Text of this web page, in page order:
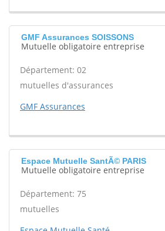
GMF Assurances SOISSONS
Mutuelle obligatoire entreprise
Département: 02
mutuelles d'assurances
GMF Assurances
Espace Mutuelle SantÃ© PARIS
Mutuelle obligatoire entreprise
Département: 75
mutuelles